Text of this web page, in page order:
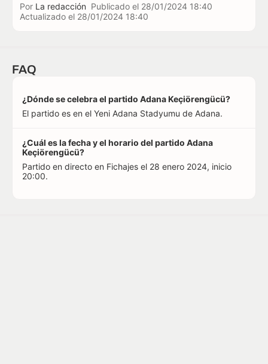
Por La redacción Publicado el 28/01/2024 18:40
Actualizado el 28/01/2024 18:40
FAQ
¿Dónde se celebra el partido Adana Keçiörengücü?
El partido es en el Yeni Adana Stadyumu de Adana.
¿Cuál es la fecha y el horario del partido Adana
Keçiörengücü?
Partido en directo en Fichajes el 28 enero 2024, inicio
20:00.